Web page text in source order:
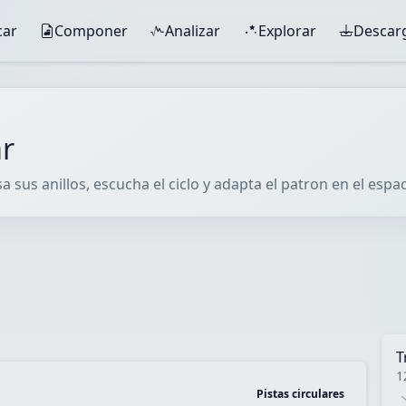
Componer Analizar Explorar
anillos, escucha el ciclo y adapta el patron en el
Pistas circulares